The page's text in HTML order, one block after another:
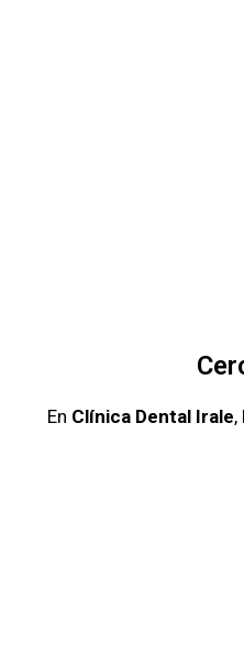
En Clínica Dental Irale,